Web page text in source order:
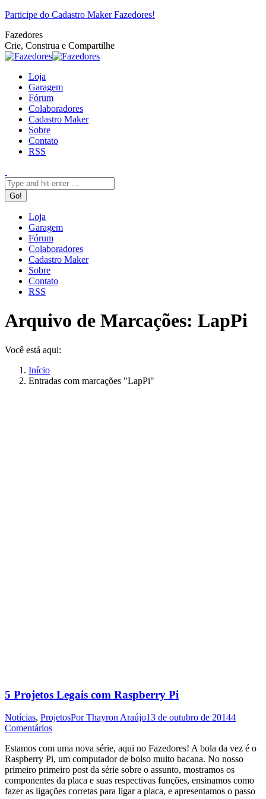
Pular
o
conteúdo
Facebook
Twitter
Google+
YouTube
Website
Rss
Participe do Cadastro Maker Fazedores!
Fazedores
Crie, Construa e Compartilhe
Loja
Garagem
Fórum
Colaboradores
Cadastro Maker
Sobre
Contato
RSS
Loja
Garagem
Fórum
Colaboradores
Cadastro Maker
Sobre
Contato
RSS
Arquivo de Marcações: LapPi
Você está aqui:
Início
Entradas com marcações "LapPi"
5 Projetos Legais com Raspberry Pi
Notícias, ProjetosPorThayron Araújo13 de outubro de 20144
Comentários
Estamos com uma nova série, aqui no Fazedores! A bola da vez é o
Raspberry Pi, um computador de bolso muito bacana. No nosso
primeiro primeiro post da série sobre o assunto, mostramos os
componentes da placa e suas respectivas funções, ensinamos como
fazer as ligações corretas para ligar a placa, e apresentamos o passo